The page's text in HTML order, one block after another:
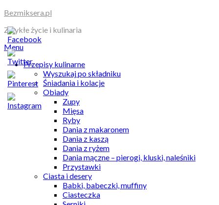
Skip
content
Bezmiksera.pl
Zwykłe życie i kulinaria
Menu
Przepisy kulinarne
Wyszukaj po składniku
Śniadania i kolacje
Obiady
Zupy
Mięsa
Ryby
Dania z makaronem
Dania z kaszą
Dania z ryżem
Dania mączne – pierogi, kluski, naleśniki
Przystawki
Ciasta i desery
Babki, babeczki, muffiny
Ciasteczka